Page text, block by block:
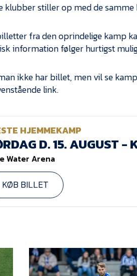
klubber stiller op med de
fra den oprindelige kamp
information følger hurtigst
ikke har billet, men vil se
link.
HJEMMEKAMP
D. 15. AUGUST -
Water Arena
KØB BILLET